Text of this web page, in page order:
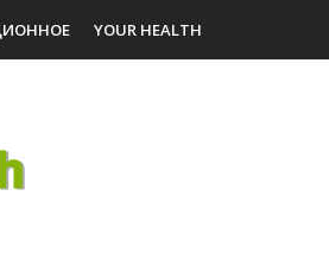
YOUR HEALTH